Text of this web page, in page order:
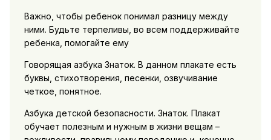
Важно, чтобы ребенок понимал разницу между
ними. Будьте терпеливы, во всем поддерживайте
ребенка, помогайте ему
Говорящая азбука Знаток. В данном плакате есть
буквы, стихотворения, песенки, озвучивание
четкое, понятное.
Азбука детской безопасности. Знаток. Плакат
обучает полезным и нужным в жизни вещам –